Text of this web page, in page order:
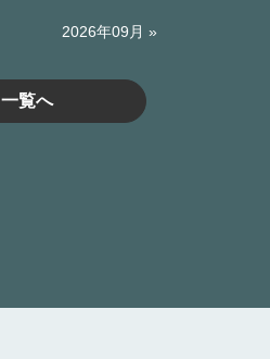
2026年09月 »
一覧へ